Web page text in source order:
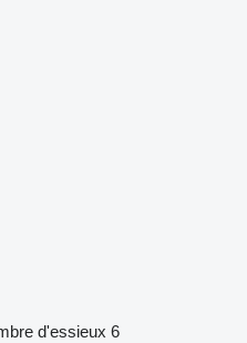
d'essieux 6